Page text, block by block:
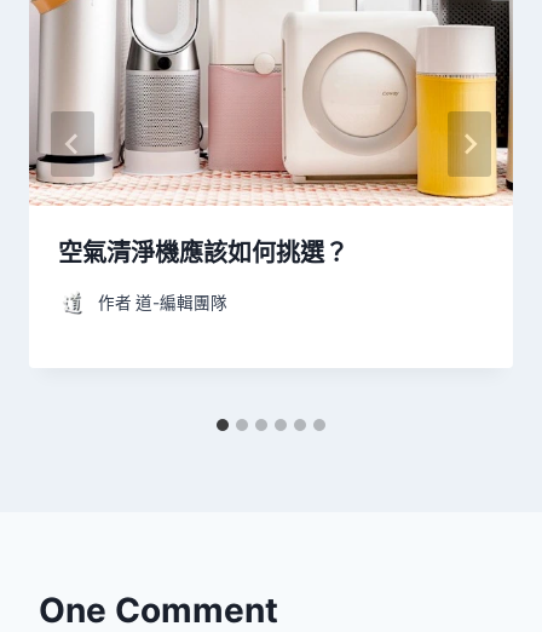
空氣清淨機應該如何挑選？
作者 道-編輯團隊
One Comment